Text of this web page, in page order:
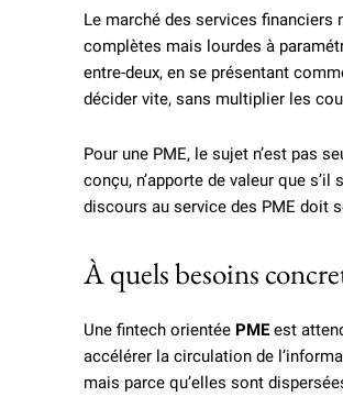
Le marché des services financiers
complètes mais lourdes à
entre-deux, en se présentant
décider vite, sans multiplier les
Pour une PME, le sujet n’est pas
conçu, n’apporte de valeur que
discours au service des PME doit
À quels besoins
Une fintech orientée PMEest
accélérer la circulation de
mais parce qu’elles sont